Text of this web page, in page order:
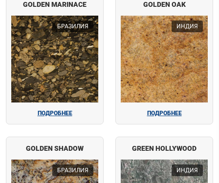
GOLDEN MARINACE
БРАЗИЛИЯ
ПОДРОБНЕЕ
GOLDEN OAK
ИНДИЯ
ПОДРОБНЕЕ
GOLDEN SHADOW
БРАЗИЛИЯ
GREEN HOLLYWOOD
ИНДИЯ